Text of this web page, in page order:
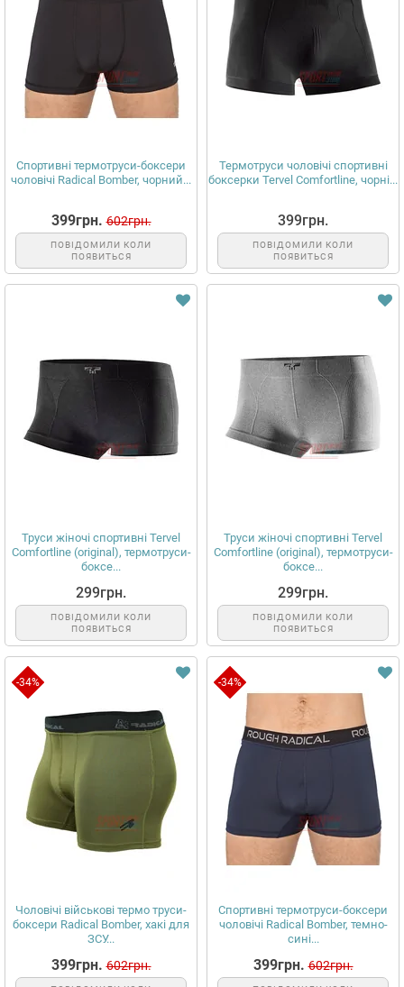
Спортивні термотруси-боксери
чоловічі Radical Bomber, чорний...
399грн. 602грн.
ПОВІДОМИЛИ КОЛИ
ПОЯВИТЬСЯ
Термотруси чоловічі спортивні
боксерки Tervel Comfortline, чорні...
399грн.
ПОВІДОМИЛИ КОЛИ
ПОЯВИТЬСЯ
Труси жіночі спортивні Tervel
Comfortline (original), термотруси-
боксе...
299грн.
ПОВІДОМИЛИ КОЛИ
ПОЯВИТЬСЯ
Труси жіночі спортивні Tervel
Comfortline (original), термотруси-
боксе...
299грн.
ПОВІДОМИЛИ КОЛИ
ПОЯВИТЬСЯ
-34%
Чоловічі військові термо труси-
боксери Radical Bomber, хакі для
ЗСУ...
399грн. 602грн.
-34%
Спортивні термотруси-боксери
чоловічі Radical Bomber, темно-
сині...
399грн. 602грн.